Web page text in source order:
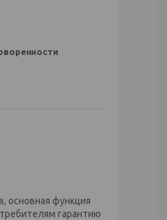
основная функция
гарантию